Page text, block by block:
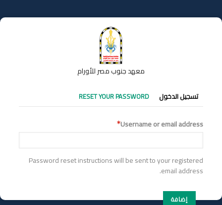
إلى
المحتوى
معهد جنوب مصر للأورام
التبويبات
الأساسية
تسجيل الدخول RESET YOUR PASSWORD
Username or email address
Password reset instructions will be sent to your registered
email address.